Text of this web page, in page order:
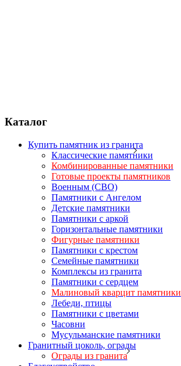
Каталог
Купить памятник из гранита
Классические памятники
Комбинированные памятники
Готовые проекты памятников
Военным (СВО)
Памятники с Ангелом
Детские памятники
Памятники с аркой
Горизонтальные памятники
Фигурные памятники
Памятники с крестом
Семейные памятники
Комплексы из гранита
Памятники с сердцем
Малиновый кварцит памятники
Лебеди, птицы
Памятники с цветами
Часовни
Мусульманские памятники
Гранитный цоколь, ограды
Ограды из гранита